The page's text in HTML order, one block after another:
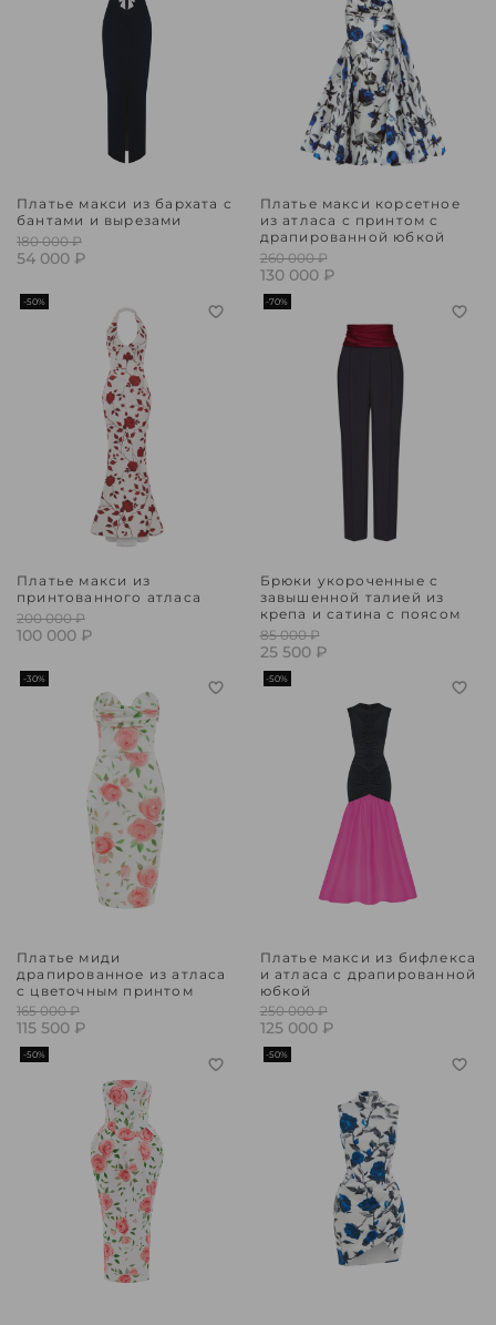
Платье макси из бархата с
бантами и вырезами
180 000 ₽
54 000 ₽
Платье макси корсетное
из атласа с принтом с
драпированной юбкой
260 000 ₽
130 000 ₽
-50%
Платье макси из
принтованного атласа
200 000 ₽
100 000 ₽
-70%
Брюки укороченные с
завышенной талией из
крепа и сатина с поясом
85 000 ₽
25 500 ₽
-30%
Платье миди
драпированное из атласа
с цветочным принтом
165 000 ₽
115 500 ₽
-50%
Платье макси из бифлекса
и атласа с драпированной
юбкой
250 000 ₽
125 000 ₽
-50% -50%